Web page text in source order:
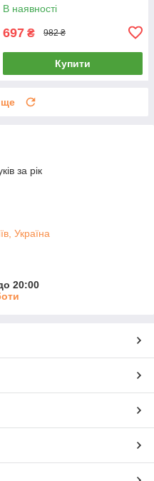
В наявності
697 ₴ 982 ₴
Купити
ще
за рік
Україна
20:00